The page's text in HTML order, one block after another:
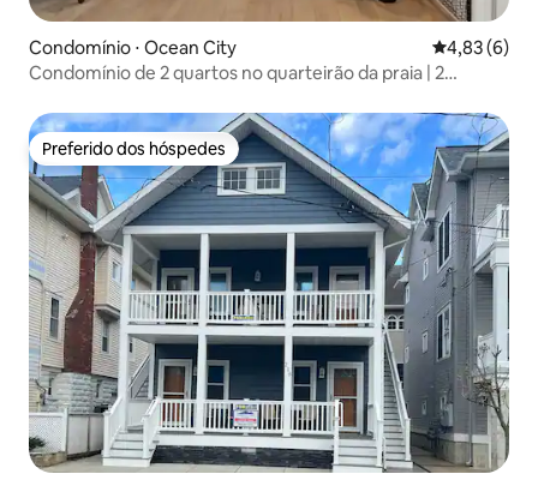
Condomínio ⋅ Ocean City 4,83 de uma
4,83 (6)
Condomínio de 2 quartos no quarteirão da praia | 2
Preferido dos hóspedes
Preferido dos hóspedes